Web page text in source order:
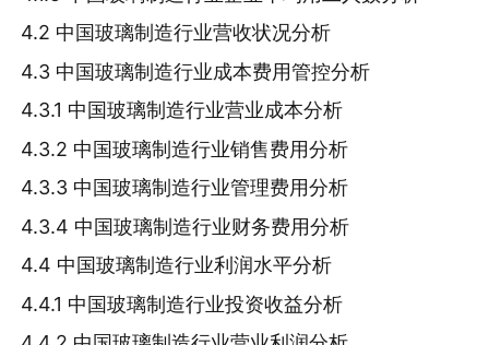
4.2 中国玻璃制造行业营收状况分析
4.3 中国玻璃制造行业成本费用管控分析
4.3.1 中国玻璃制造行业营业成本分析
4.3.2 中国玻璃制造行业销售费用分析
4.3.3 中国玻璃制造行业管理费用分析
4.3.4 中国玻璃制造行业财务费用分析
4.4 中国玻璃制造行业利润水平分析
4.4.1 中国玻璃制造行业投资收益分析